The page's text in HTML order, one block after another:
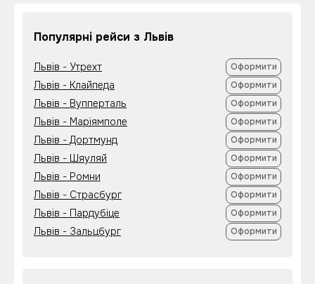
Популярні рейси з Львів
Львів - Утрехт Оформити
Львів - Клайпеда Оформити
Львів - Вупперталь Оформити
Львів - Маріямполе Оформити
Львів - Дортмунд Оформити
Львів - Шяуляй Оформити
Львів - Ромни Оформити
Львів - Страсбург Оформити
Львів - Пардубіце Оформити
Львів - Зальцбург Оформити